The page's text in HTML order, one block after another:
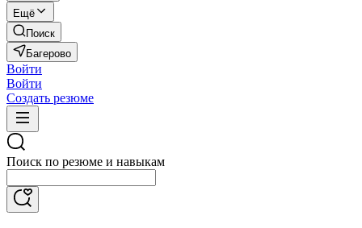
Ещё
Поиск
Багерово
Войти
Войти
Создать резюме
Поиск по резюме и навыкам